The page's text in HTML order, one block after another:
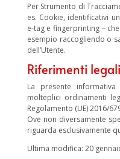
Per Strumento di
es. Cookie, identificativi
e-tag e fingerprinting –
esempio raccogliendo o
dell’Utente.
Riferimenti legali
La presente
molteplici ordinamenti
Regolamento (UE) 2016/
Ove non diversamente
riguarda esclusivamente
Ultima modifica: 20